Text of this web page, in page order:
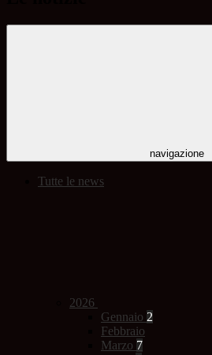
navigazione
Tutte le news
2026
Gennaio 2
Febbraio
Marzo 7